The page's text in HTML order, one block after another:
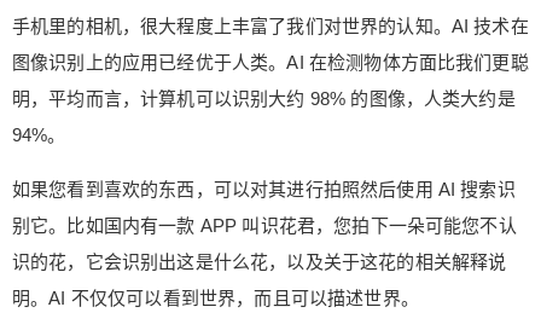
手机里的相机，很大程度上丰富了我们对世界的认知。AI 技术在
图像识别上的应用已经优于人类。AI 在检测物体方面比我们更聪
明，平均而言，计算机可以识别大约 98% 的图像，人类大约是
94%。
如果您看到喜欢的东西，可以对其进行拍照然后使用 AI 搜索识
别它。比如国内有一款 APP 叫识花君，您拍下一朵可能您不认
识的花，它会识别出这是什么花，以及关于这花的相关解释说
明。AI 不仅仅可以看到世界，而且可以描述世界。
png 这领域的应用相比其他领域，更受关注。它潜
在的能力将真正改变我们的世界和我们的生活方
式。比如在对话机器人，自动驾驶，尤其是自动驾
驶领域，这无疑是我们日常生活的一部分，但是这
条路还很长。 （来源： 桃子说AI ） 0 收藏